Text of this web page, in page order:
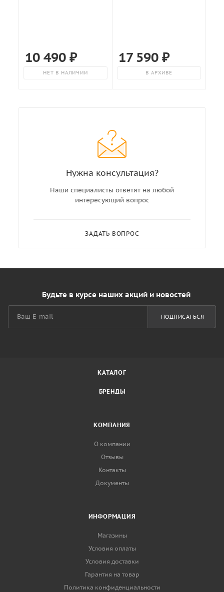
10 490₽
НЕТ В НАЛИЧИИ
17 590 ₽
В АРХИВЕ
Нужна консультация?
Наши специалисты ответят на любой
интересующий вопрос
ЗАДАТЬ ВОПРОС
Будьте в курсе наших акций и новостей
ПОДПИСАТЬСЯ
КАТАЛОГ
БРЕНДЫ
КОМПАНИЯ
О компании
Отзывы
Контакты
Документы
ИНФОРМАЦИЯ
Магазины
Условия оплаты
Условия доставки
Гарантия на товар
Политика конфиденциальности